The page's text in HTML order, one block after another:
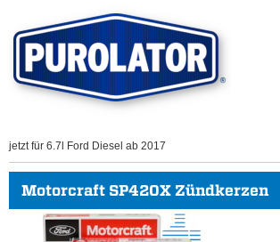
jetzt für 6.7l Ford Diesel ab 2017
Motorcraft SP420X Zündkerzen